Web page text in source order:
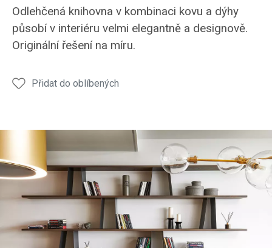
knihovnaknihovnaknihovna
Odlehčená knihovna v kombinaci kovu a dýhy
působí v interiéru velmi elegantně a designově.
Originální řešení na míru.
Přidat do oblíbených